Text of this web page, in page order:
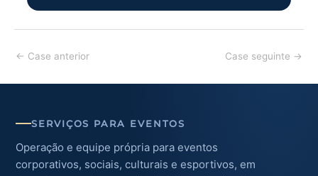
Post
← Case anterior Case seguinte →
SERVIÇOS PARA EVENTOS
Operação e equipe própria para eventos
corporativos, sociais, culturais e esportivos, em